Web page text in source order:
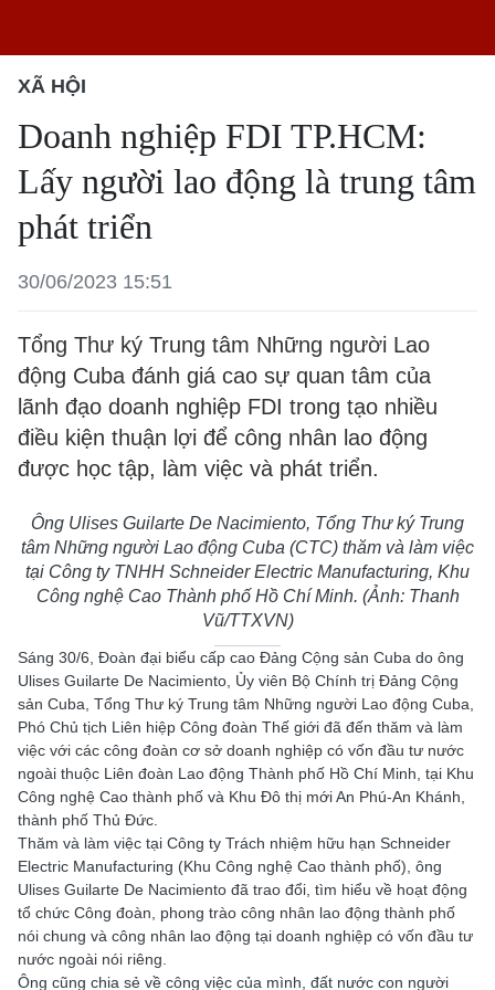
XÃ HỘI
Doanh nghiệp FDI TP.HCM:
Lấy người lao động là trung tâm
phát triển
30/06/2023 15:51
Tổng Thư ký Trung tâm Những người Lao
động Cuba đánh giá cao sự quan tâm của
lãnh đạo doanh nghiệp FDI trong tạo nhiều
điều kiện thuận lợi để công nhân lao động
được học tập, làm việc và phát triển.
Ông Ulises Guilarte De Nacimiento, Tổng Thư ký Trung
tâm Những người Lao động Cuba (CTC) thăm và làm việc
tại Công ty TNHH Schneider Electric Manufacturing, Khu
Công nghệ Cao Thành phố Hồ Chí Minh. (Ảnh: Thanh
Vũ/TTXVN)
Sáng 30/6, Đoàn đại biểu cấp cao Đảng Cộng sản Cuba do ông
Ulises Guilarte De Nacimiento, Ủy viên Bộ Chính trị Đảng Cộng
sản Cuba, Tổng Thư ký Trung tâm Những người Lao động Cuba,
Phó Chủ tịch Liên hiệp Công đoàn Thế giới đã đến thăm và làm
việc với các công đoàn cơ sở doanh nghiệp có vốn đầu tư nước
ngoài thuộc Liên đoàn Lao động Thành phố Hồ Chí Minh, tại Khu
Công nghệ Cao thành phố và Khu Đô thị mới An Phú-An Khánh,
thành phố Thủ Đức.
Thăm và làm việc tại Công ty Trách nhiệm hữu hạn Schneider
Electric Manufacturing (Khu Công nghệ Cao thành phố), ông
Ulises Guilarte De Nacimiento đã trao đổi, tìm hiểu về hoạt động
tổ chức Công đoàn, phong trào công nhân lao động thành phố
nói chung và công nhân lao động tại doanh nghiệp có vốn đầu tư
nước ngoài nói riêng.
Ông cũng chia sẻ về công việc của mình, đất nước con người